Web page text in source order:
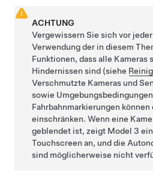
ACHTUNG
Vergewissern Sie sich vor
Verwendung der in diesem
Funktionen, dass alle Kameras
Hindernissen sind (siehe
Verschmutzte Kameras und
sowie
Fahrbahnmarkierungen können
einschränken. Wenn eine
geblendet ist, zeigt Model 3
Touchscreen an, und die
sind möglicherweise nicht